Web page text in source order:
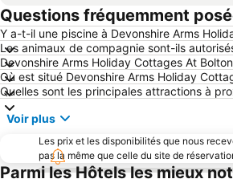
Questions fréquemment
Y a-t-il une piscine à Devonshire Arms
Les animaux de compagnie sont-ils
Devonshire Arms Holiday Cottages At
Où est situé Devonshire Arms Holiday
Quelles sont les principales attractions à
Voir plus
Les prix et les disponibilités que nous
pas la même que celle du site de
Parmi les Hôtels les mieux